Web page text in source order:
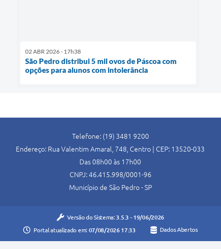
02 ABR 2026 - 17h38
São Pedro distribui 5 mil ovos de Páscoa com
opções para alunos com intolerância
Telefone: (19) 3481 9200
Endereço: Rua Valentim Amaral, 748, Centro | CEP: 13520-033
Das 08h00 às 17h00
CNPJ: 46.415.998/0001-96
Município de São Pedro - SP
Versão do Sistema: 3.5.3 - 19/06/2026
Portal atualizado em: 07/08/2026 17:33 Dados Abertos